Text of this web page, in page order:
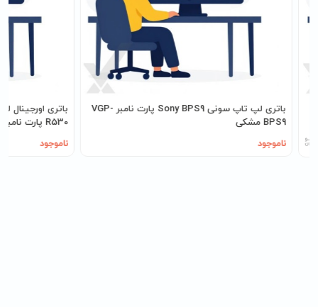
باتری لپ تاپ سونی Sony BPS9 پارت نامبر VGP-
BPS9 مشکی
ناموجود
R530 پارت نامبر AA-PB9NC6B
ناموجود